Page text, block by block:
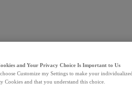
and Your Privacy Choice Is Important to Us
Customize my Settings to make your
Cookies and that you understand this choice.